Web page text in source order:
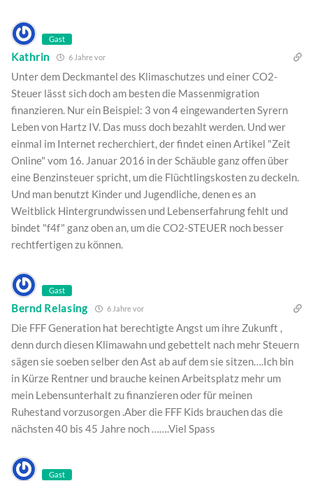
Gast
Kathrin 6 Jahre vor
Unter dem Deckmantel des Klimaschutzes und einer CO2-
Steuer lässt sich doch am besten die Massenmigration
finanzieren. Nur ein Beispiel: 3 von 4 eingewanderten Syrern
Leben von Hartz IV. Das muss doch bezahlt werden. Und wer
einmal im Internet recherchiert, der findet einen Artikel "Zeit
Online" vom 16. Januar 2016 in der Schäuble ganz offen über
eine Benzinsteuer spricht, um die Flüchtlingskosten zu deckeln.
Und man benutzt Kinder und Jugendliche, denen es an
Weitblick Hintergrundwissen und Lebenserfahrung fehlt und
bindet "f4f" ganz oben an, um die CO2-STEUER noch besser
rechtfertigen zu können.
Gast
Bernd Relasing 6 Jahre vor
Die FFF Generation hat berechtigte Angst um ihre Zukunft ,
denn durch diesen Klimawahn und gebettelt nach mehr Steuern
sägen sie soeben selber den Ast ab auf dem sie sitzen….Ich bin
in Kürze Rentner und brauche keinen Arbeitsplatz mehr um
mein Lebensunterhalt zu finanzieren oder für meinen
Ruhestand vorzusorgen .Aber die FFF Kids brauchen das die
nächsten 40 bis 45 Jahre noch …….Viel Spass
Gast